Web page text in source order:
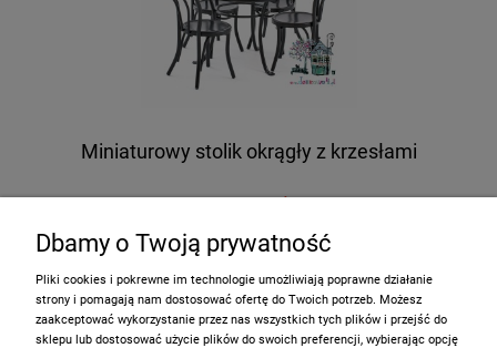
Miniaturowy stolik okrągły z krzesłami
139,00 zł
Dbamy o Twoją prywatność
Pliki cookies i pokrewne im technologie umożliwiają poprawne działanie
strony i pomagają nam dostosować ofertę do Twoich potrzeb. Możesz
zaakceptować wykorzystanie przez nas wszystkich tych plików i przejść do
sklepu lub dostosować użycie plików do swoich preferencji, wybierając opcję